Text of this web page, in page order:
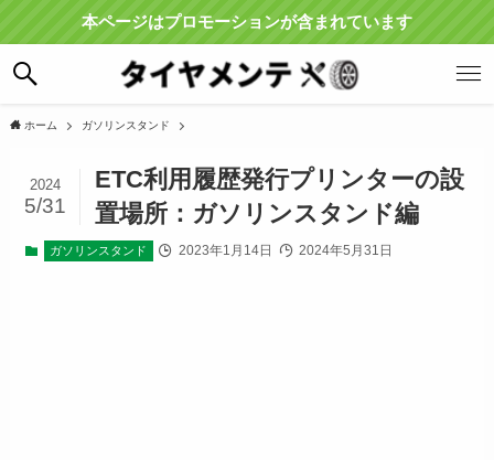
本ページはプロモーションが含まれています
ホーム ガソリンスタンド
ETC利用履歴発行プリンターの設
置場所：ガソリンスタンド編
2024
5/31
ガソリンスタンド 2023年1月14日 2024年5月31日